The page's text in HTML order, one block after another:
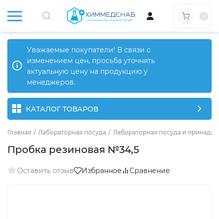
Уважаемые покупатели! В связи с
изменением цен, просьба уточнять
актуальную цену на продукцию у
менеджеров.
КАТАЛОГ ТОВАРОВ
Главная / Лабораторная посуда / Лабораторная посуда и
Пробка резиновая №34,5
Оставить отзыв Избранное Сравнение